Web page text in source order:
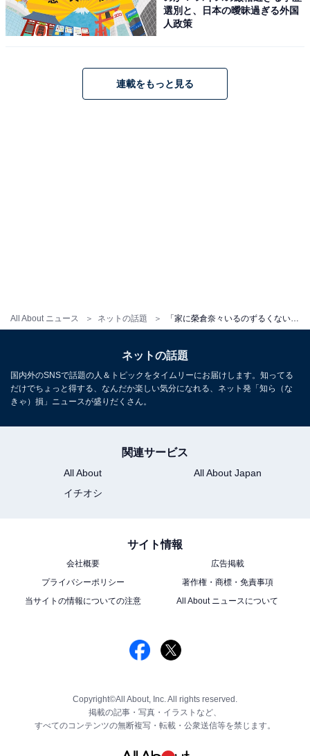
All About ニュース ネットの話題
選別と、日本の曖昧過ぎる外国
人政策
連載をもっと見る
ネットの話題
国内外のSNSで話題の人＆トピックをタイムリーにお届けします。知ってる
だけでちょっと得する、なんだか楽しい気分になれる、ネット発「知ら（な
きゃ）損」ニュースが盛りだくさん。
関連サービス
All About
All About Japan
イチオシ
サイト情報
会社概要
広告掲載
プライバシーポリシー
著作権・商標・免責事項
当サイトの情報についての注意
All About ニュースについて
Copyright©All About, Inc. All rights reserved.
掲載の記事・写真・イラストなど、
すべてのコンテンツの無断複写・転載・公衆送信等を禁じます。